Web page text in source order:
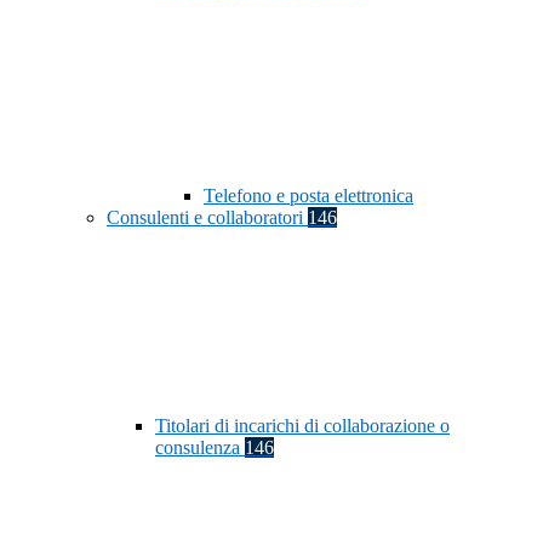
Telefono e posta elettronica
Consulenti e collaboratori 146
Titolari di incarichi di collaborazione o
consulenza 146